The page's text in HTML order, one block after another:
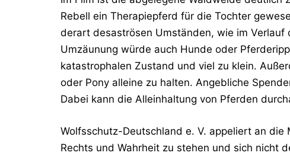
Rebell ein Therapiepferd für die Tochter
derart desaströsen Umständen, wie im
Umzäunung würde auch Hunde oder
katastrophalen Zustand und viel zu klein.
oder Pony alleine zu halten. Angebliche
Dabei kann die Alleinhaltung von Pferden
Wolfsschutz-Deutschland e. V. appeliert an
Rechts und Wahrheit zu stehen und sich nicht